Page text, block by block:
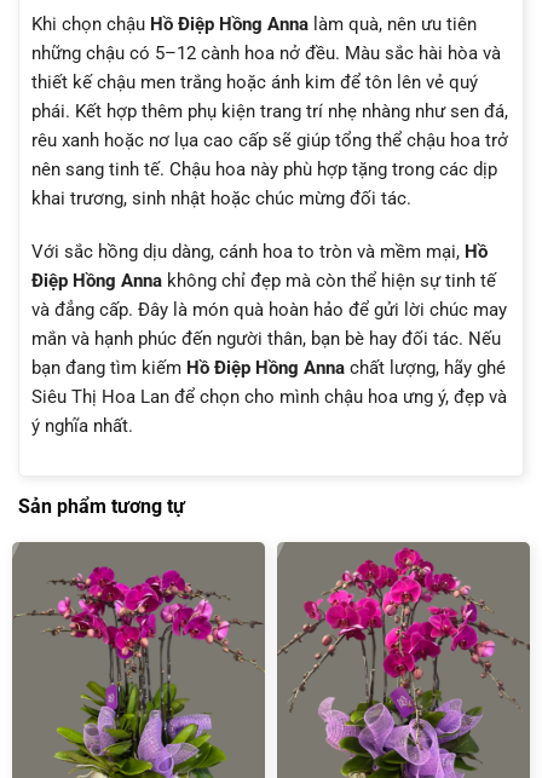
Khi chọn chậu Hồ Điệp Hồng Anna làm quà, nên ưu tiên
những chậu có 5–12 cành hoa nở đều. Màu sắc hài hòa và
thiết kế chậu men trắng hoặc ánh kim để tôn lên vẻ quý
phái. Kết hợp thêm phụ kiện trang trí nhẹ nhàng như sen đá,
rêu xanh hoặc nơ lụa cao cấp sẽ giúp tổng thể chậu hoa trở
nên sang tinh tế. Chậu hoa này phù hợp tặng trong các dịp
khai trương, sinh nhật hoặc chúc mừng đối tác.
Với sắc hồng dịu dàng, cánh hoa to tròn và mềm mại, Hồ
Điệp Hồng Anna không chỉ đẹp mà còn thể hiện sự tinh tế
và đẳng cấp. Đây là món quà hoàn hảo để gửi lời chúc may
mắn và hạnh phúc đến người thân, bạn bè hay đối tác. Nếu
bạn đang tìm kiếm Hồ Điệp Hồng Anna chất lượng, hãy ghé
Siêu Thị Hoa Lan để chọn cho mình chậu hoa ưng ý, đẹp và
ý nghĩa nhất.
Sản phẩm tương tự